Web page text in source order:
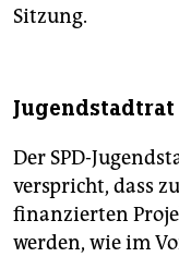
Sitzung.
Der SPD-
verspricht, dass
finanzierten
werden, wie im